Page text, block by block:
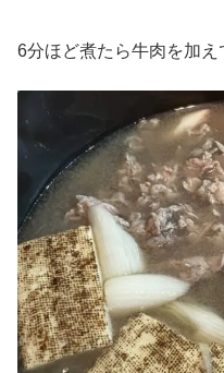
6分ほど煮たら牛肉を加え